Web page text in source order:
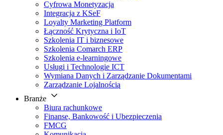
Cyfrowa Monetyzacja
Integracja z KSeF
Loyalty Marketing Platform
Łączność Krytyczna i IoT
Szkolenia IT i biznesowe
Szkolenia Comarch ERP
Szkolenia e-learningowe
Usługi i Technologie ICT
Wymiana Danych i Zarządzanie Dokumentami
Zarządzanie Lojalnością
Branże
Biura rachunkowe
Finanse, Bankowość i Ubezpieczenia
FMCG